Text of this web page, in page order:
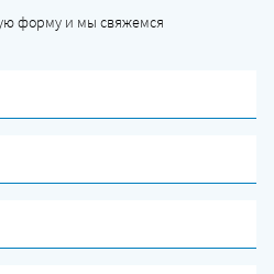
форму и мы свяжемся